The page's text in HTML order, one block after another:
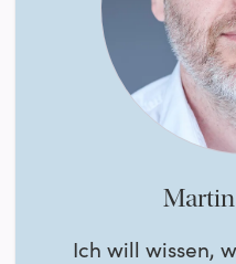
Ich will wissen,